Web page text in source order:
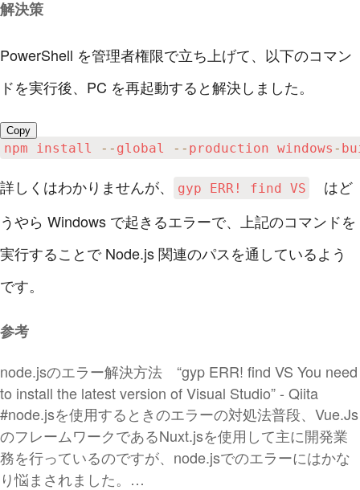
解決策
PowerShell を管理者権限で立ち上げて、以下のコマン
ドを実行後、PC を再起動すると解決しました。
Copy
npm install -- global -- production windows -
詳しくはわかりませんが、 gyp ERR! find VS
はど
うやら Windows で起きるエラーで、上記のコマンドを
実行することで Node.js 関連のパスを通しているよう
です。
参考
node.jsのエラー解決方法 “gyp ERR! find VS You need
to install the latest version of Visual Studio” - Qiita
#node.jsを使用するときのエラーの対処法普段、Vue.Js
のフレームワークであるNuxt.jsを使用して主に開発業
務を行っているのですが、node.jsでのエラーにはかな
り悩まされました。…